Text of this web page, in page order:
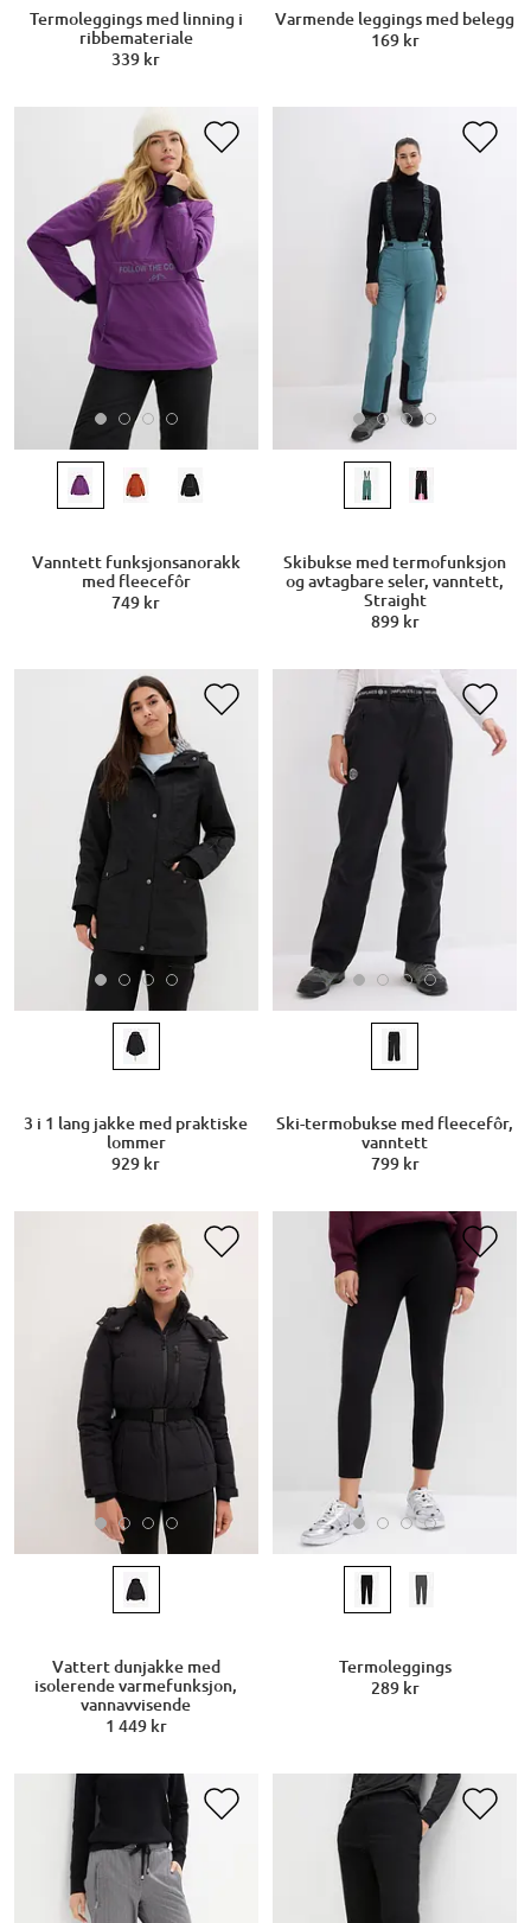
Termoleggings med linning i
ribbemateriale
339 kr
Varmende leggings med belegg
169 kr
Vanntett funksjonsanorakk
med fleecefôr
749 kr
Skibukse med termofunksjon
og avtagbare seler, vanntett,
Straight
899 kr
3 i 1 lang jakke med praktiske
lommer
929 kr
Ski-termobukse med fleecefôr,
vanntett
799 kr
Vattert dunjakke med
isolerende varmefunksjon,
vannavvisende
1 449 kr
Termoleggings
289 kr